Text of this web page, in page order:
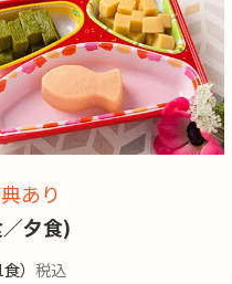
～300kcal
以内
2g
4品目
ウム:600㎎以内／リン:300㎎以
あり
夕食)
）税込